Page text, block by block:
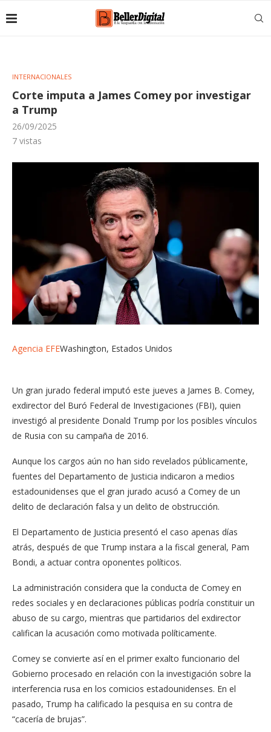
INTERNACIONALES
Corte imputa a James Comey por investigar
a Trump
26/09/2025
7 vistas
Agencia EFEWashington, Estados Unidos
Un gran jurado federal imputó este jueves a James B. Comey,
exdirector del Buró Federal de Investigaciones (FBI), quien
investigó al presidente Donald Trump por los posibles vínculos
de Rusia con su campaña de 2016.
Aunque los cargos aún no han sido revelados públicamente,
fuentes del Departamento de Justicia indicaron a medios
estadounidenses que el gran jurado acusó a Comey de un
delito de declaración falsa y un delito de obstrucción.
El Departamento de Justicia presentó el caso apenas días
atrás, después de que Trump instara a la fiscal general, Pam
Bondi, a actuar contra oponentes políticos.
La administración considera que la conducta de Comey en
redes sociales y en declaraciones públicas podría constituir un
abuso de su cargo, mientras que partidarios del exdirector
califican la acusación como motivada políticamente.
Comey se convierte así en el primer exalto funcionario del
Gobierno procesado en relación con la investigación sobre la
interferencia rusa en los comicios estadounidenses. En el
pasado, Trump ha calificado la pesquisa en su contra de
“cacería de brujas”.